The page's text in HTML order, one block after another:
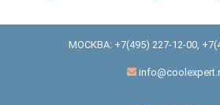
МОСКВА: +7(495) 227-12-00,